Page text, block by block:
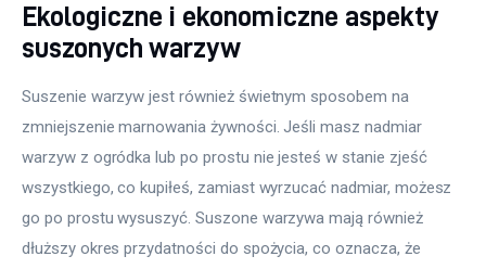
Ekologiczne i ekonomiczne aspekty
suszonych warzyw
Suszenie warzyw jest również świetnym sposobem na
zmniejszenie marnowania żywności. Jeśli masz nadmiar
warzyw z ogródka lub po prostu nie jesteś w stanie zjeść
wszystkiego, co kupiłeś, zamiast wyrzucać nadmiar, możesz
go po prostu wysuszyć. Suszone warzywa mają również
dłuższy okres przydatności do spożycia, co oznacza, że